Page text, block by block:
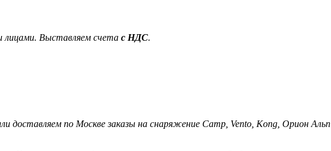
лицами. Выставляем счета с НДС.
доставляем по Москве заказы на снаряжение Camp, Vento, Kong, Орион Альп